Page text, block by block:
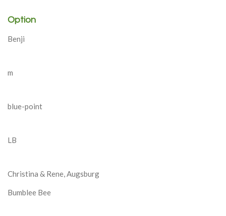
Option
Benji
m
blue-point
LB
Christina & Rene, Augsburg
Bumblee Bee